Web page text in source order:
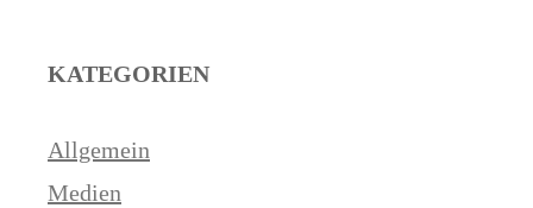
KATEGORIEN
Allgemein
Medien